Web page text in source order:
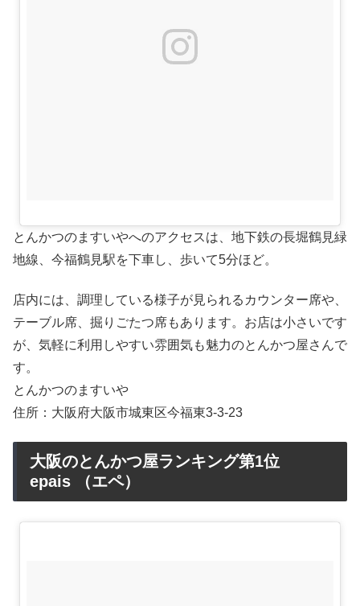
とんかつのますいやへのアクセスは、地下鉄の長堀鶴見緑
地線、今福鶴見駅を下車し、歩いて5分ほど。
店内には、調理している様子が見られるカウンター席や、
テーブル席、掘りごたつ席もあります。お店は小さいです
が、気軽に利用しやすい雰囲気も魅力のとんかつ屋さんで
す。
とんかつのますいや
住所：大阪府大阪市城東区今福東3-3-23
大阪のとんかつ屋ランキング第1位
epais （エペ）